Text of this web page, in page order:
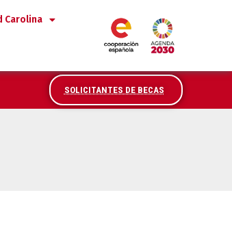
Carolina
SOLICITANTES DE BECAS